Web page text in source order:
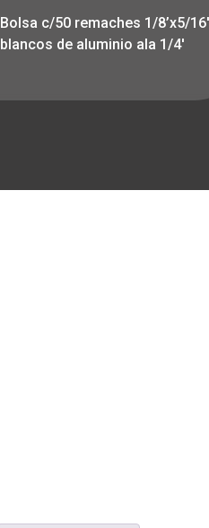
Bolsa c/50 remaches 1/8’x5/16′
blancos de aluminio ala 1/4′